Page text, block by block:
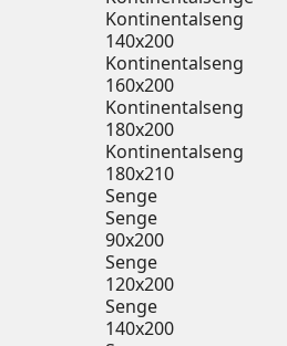
Kontinentalseng
140x200
Kontinentalseng
160x200
Kontinentalseng
180x200
Kontinentalseng
180x210
Senge
Senge
90x200
Senge
120x200
Senge
140x200